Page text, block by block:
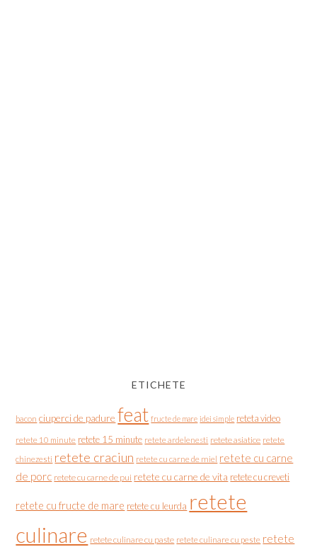
ETICHETE
bacon ciuperci de padure feat fructe de mare idei simple reteta video
retete 10 minute retete 15 minute retete ardelenesti retete asiatice retete
chinezesti retete craciun retete cu carne de miel retete cu carne
de porc retete cu carne de pui retete cu carne de vita retete cu creveti
retete cu fructe de mare retete cu leurda retete
culinare retete culinare cu paste retete culinare cu peste retete